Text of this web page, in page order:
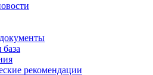
рекомендации